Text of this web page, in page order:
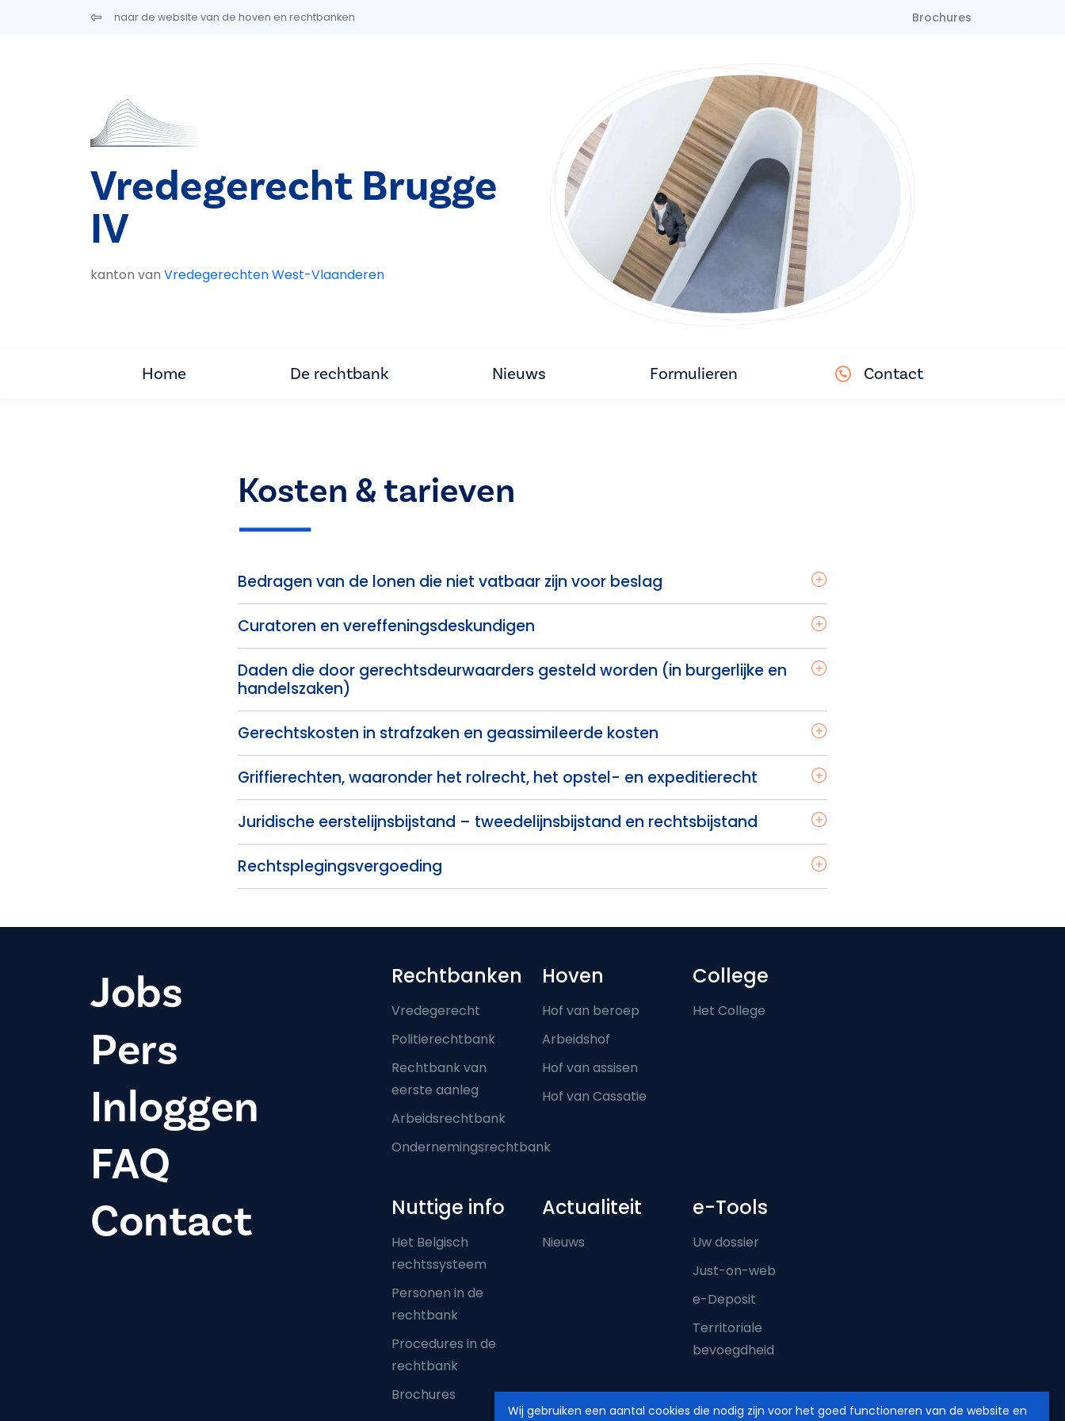
Wij gebruiken een aantal cookies die nodig zijn voor het goed functioneren van de website en
Overslaan en naar de inhoud gaannaar de website van de hoven en rechtbanken Brochures
Vredegerecht Brugge
IV
kanton van Vredegerechten West-Vlaanderen
Home De rechtbank Nieuws Formulieren Contact
Kosten & tarieven
Bedragen van de lonen die niet vatbaar zijn voor beslag
Curatoren en vereffeningsdeskundigen
Daden die door gerechtsdeurwaarders gesteld worden (in burgerlijke en
handelszaken)
Gerechtskosten in strafzaken en geassimileerde kosten
Griffierechten, waaronder het rolrecht, het opstel- en expeditierecht
Juridische eerstelijnsbijstand – tweedelijnsbijstand en rechtsbijstand
Rechtsplegingsvergoeding
Jobs
Pers
Inloggen
FAQ
Contact
Footer-menu
Rechtbanken
Vredegerecht
Politierechtbank
Rechtbank van
eerste aanleg
Arbeidsrechtbank
Ondernemingsrechtbank
Hoven
Hof van beroep
Arbeidshof
Hof van assisen
Hof van Cassatie
College
Het College
Nuttige info
Het Belgisch
rechtssysteem
Personen in de
rechtbank
Procedures in de
rechtbank
Brochures
Actualiteit
Nieuws
e-Tools
Uw dossier
Just-on-web
e-Deposit
Territoriale
bevoegdheid